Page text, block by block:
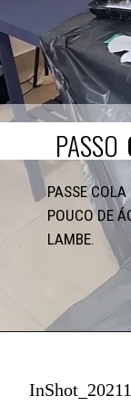
PASSE
POUCO DE
LAMBE.
PASSO